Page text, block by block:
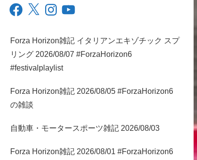
Facebook
X InstagramYouTube
Forza Horizon雑記 イタリアンエキゾチック スプ
リング 2026/08/07 #ForzaHorizon6
#festivalplaylist
Forza Horizon雑記 2026/08/05 #ForzaHorizon6
の雑談
自動車・モータースポーツ雑記 2026/08/03
Forza Horizon雑記 2026/08/01 #ForzaHorizon6